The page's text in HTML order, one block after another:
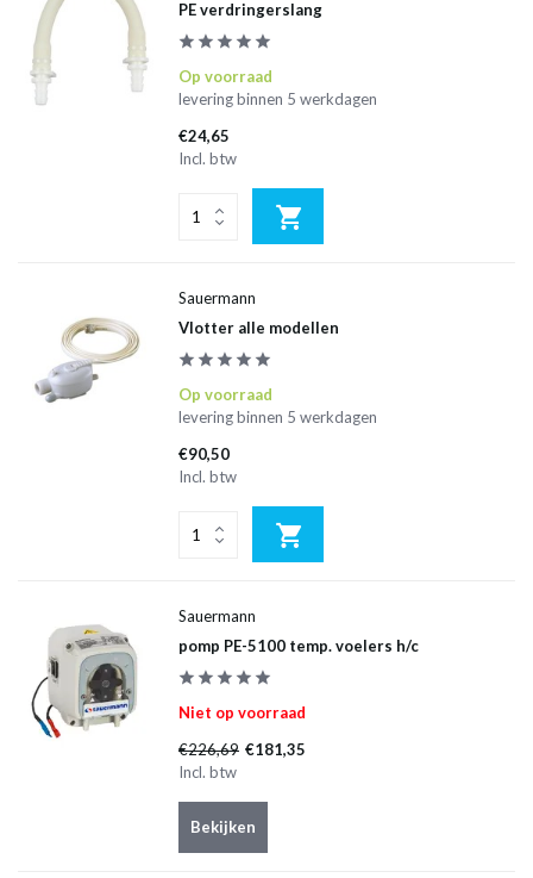
PE verdringerslang
Op voorraad
levering binnen 5 werkdagen
€24,65
Incl. btw
Sauermann
Vlotter alle modellen
Op voorraad
levering binnen 5 werkdagen
€90,50
Incl. btw
Sauermann
pomp PE-5100 temp. voelers h/c
Niet op voorraad
€226,69 €181,35
Incl. btw
Bekijken